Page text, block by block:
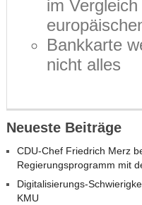
im
Bankkarte
nicht alles
Neueste Beiträge
CDU-Chef Friedrich Merz
Regierungsprogramm mit
Digitalisierungs-
KMU